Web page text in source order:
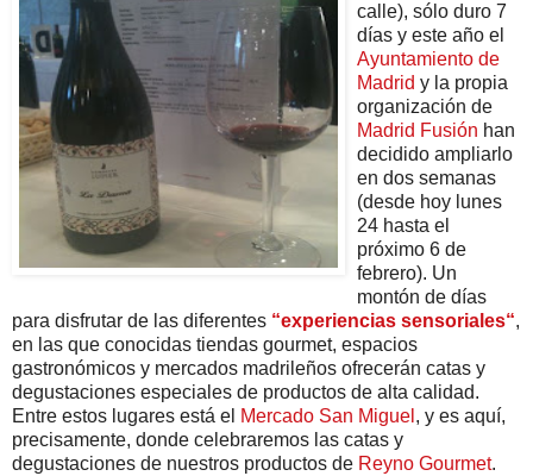
calle), sólo duro 7
días y este año el
Ayuntamiento de
Madrid y la propia
organización de
Madrid Fusión han
decidido ampliarlo
en dos semanas
(desde hoy lunes
24 hasta el
próximo 6 de
febrero). Un
montón de días
para disfrutar de las diferentes “experiencias sensoriales“,
en las que conocidas tiendas gourmet, espacios
gastronómicos y mercados madrileños ofrecerán catas y
degustaciones especiales de productos de alta calidad.
Entre estos lugares está el Mercado San Miguel , y es aquí,
precisamente, donde celebraremos las catas y
degustaciones de nuestros productos de Reyno Gourmet.